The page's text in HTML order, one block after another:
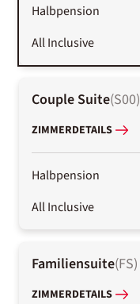
Halbpension
All Inclusive
Couple Suite(S00)
ZIMMERDETAILS
Halbpension
All Inclusive
Familiensuite(FS)
ZIMMERDETAILS